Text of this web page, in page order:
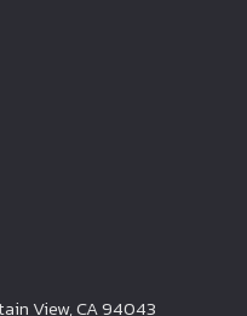
View, CA 94043